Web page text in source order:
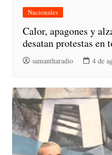
Nacionales
Calor, apagones y
desatan protestas en
samantharadio 4 de